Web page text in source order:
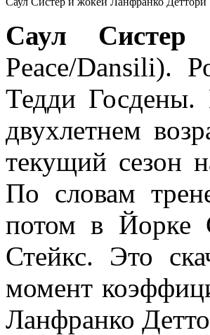
Саул Систер
Peace/Dansili).
Тедди
двухлетнем
текущий сезон
По словам
потом в Йорке
Стейкс. Это
момент
Ланфранко